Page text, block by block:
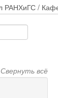
Свернуть всё